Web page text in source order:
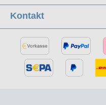
Kontakt